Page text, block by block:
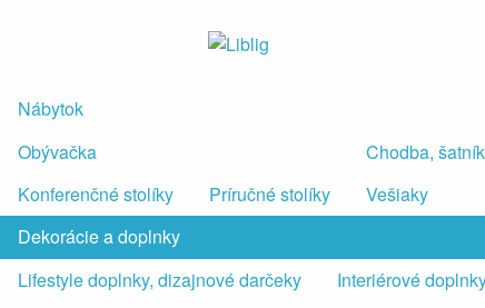
Nábytok
Obývačka
Konferenčné stolíky
Príručné stolíky
Chodba, šatník
Vešiaky
Dekorácie a doplnky
Lifestyle doplnky, dizajnové darčeky
Interiérové